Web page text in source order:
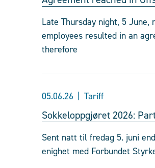
Late Thursday night, 5
employees resulted in an
therefore
05.06.26 Tariff
Sokkeloppgjøret 2026:
Sent natt til fredag 5. juni
enighet med Forbundet